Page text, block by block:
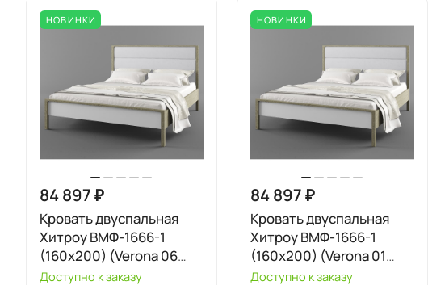
НОВИНКИ
84 897 ₽
Кровать двуспальная
Хитроу ВМФ-1666-1
(160x200) (Verona 06
Light Grey)
Доступно к заказу
НОВИНКИ
84 897 ₽
Кровать двуспальная
Хитроу ВМФ-1666-1
(160x200) (Verona 01
White)
Доступно к заказу